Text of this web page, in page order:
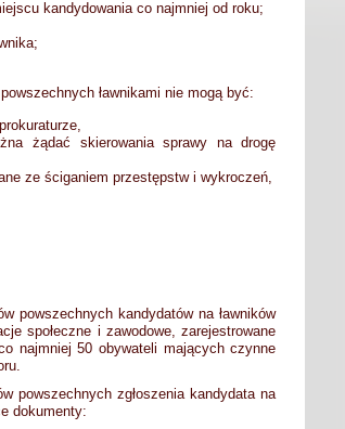
kandydowania co najmniej od roku;
ławnikami nie mogą być:
żądać skierowania sprawy na drogę
ze ściganiem przestępstw i wykroczeń,
powszechnych kandydatów na ławników
społeczne i zawodowe, zarejestrowane
najmniej 50 obywateli mających czynne
powszechnych zgłoszenia kandydata na
dokumenty: